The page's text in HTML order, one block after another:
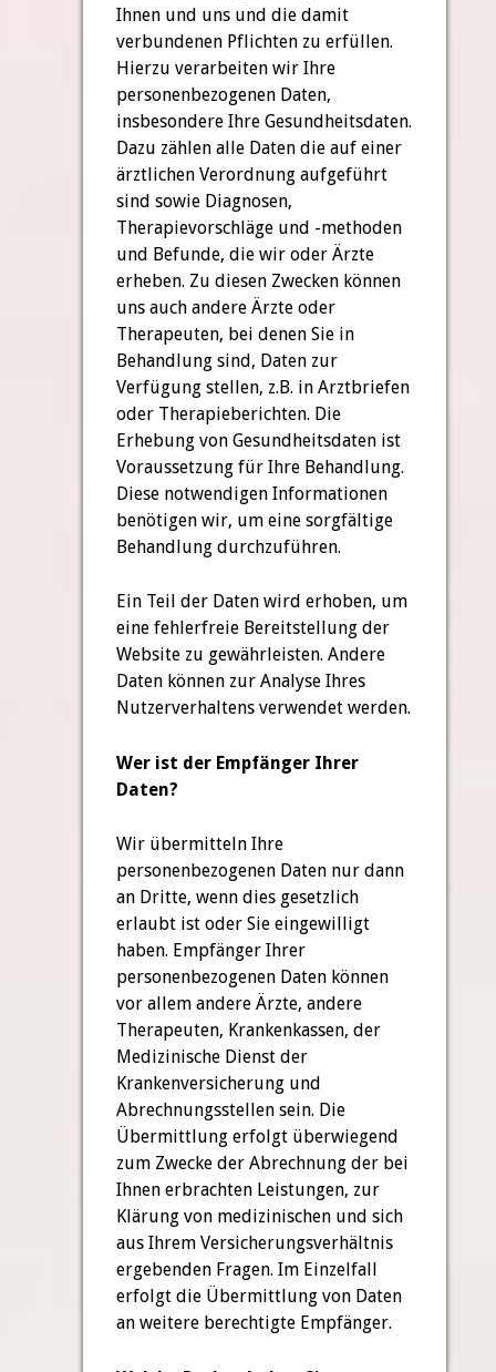
Ihnen und uns und die damit
verbundenen Pflichten zu erfüllen.
Hierzu verarbeiten wir Ihre
personenbezogenen Daten,
insbesondere Ihre Gesundheitsdaten.
Dazu zählen alle Daten die auf einer
ärztlichen Verordnung aufgeführt
sind sowie Diagnosen,
Therapievorschläge und -methoden
und Befunde, die wir oder Ärzte
erheben. Zu diesen Zwecken können
uns auch andere Ärzte oder
Therapeuten, bei denen Sie in
Behandlung sind, Daten zur
Verfügung stellen, z.B. in Arztbriefen
oder Therapieberichten. Die
Erhebung von Gesundheitsdaten ist
Voraussetzung für Ihre Behandlung.
Diese notwendigen Informationen
benötigen wir, um eine sorgfältige
Behandlung durchzuführen.
Ein Teil der Daten wird erhoben, um
eine fehlerfreie Bereitstellung der
Website zu gewährleisten. Andere
Daten können zur Analyse Ihres
Nutzerverhaltens verwendet werden.
Wer ist der Empfänger Ihrer
Daten?
Wir übermitteln Ihre
personenbezogenen Daten nur dann
an Dritte, wenn dies gesetzlich
erlaubt ist oder Sie eingewilligt
haben. Empfänger Ihrer
personenbezogenen Daten können
vor allem andere Ärzte, andere
Therapeuten, Krankenkassen, der
Medizinische Dienst der
Krankenversicherung und
Abrechnungsstellen sein. Die
Übermittlung erfolgt überwiegend
zum Zwecke der Abrechnung der bei
Ihnen erbrachten Leistungen, zur
Klärung von medizinischen und sich
aus Ihrem Versicherungsverhältnis
ergebenden Fragen. Im Einzelfall
erfolgt die Übermittlung von Daten
an weitere berechtigte Empfänger.